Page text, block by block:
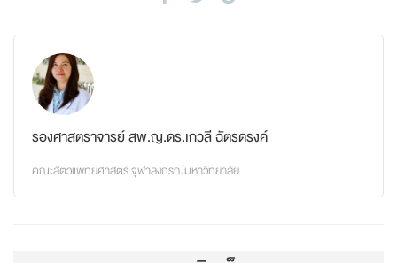
รองศาสตราจารย์ สพ.ญ.ดร.เกวลี ฉัตรดรงค์
คณะสัตวแพทยศาสตร์ จุฬาลงกรณ์มหาวิทยาลัย